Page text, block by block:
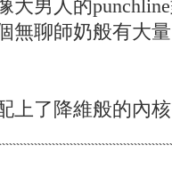
大男人的
無聊師奶般有大
上了降維般的內